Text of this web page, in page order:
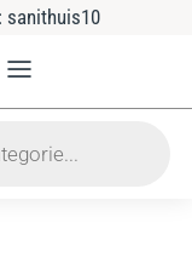
sanithuis10